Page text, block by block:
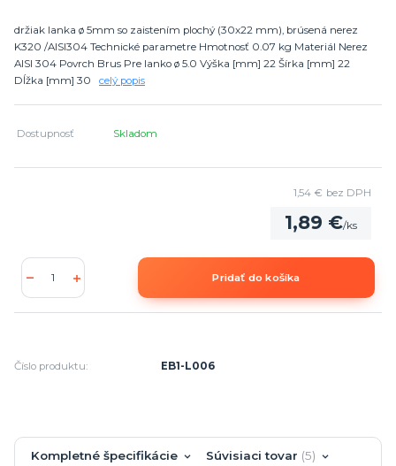
držiak lanka ø 5mm so zaistením plochý (30x22 mm), brúsená nerez
K320 /AISI304 Technické parametre Hmotnosť 0.07 kg Materiál Nerez
AISI 304 Povrch Brus Pre lanko ø 5.0 Výška [mm] 22 Šírka [mm] 22
Dĺžka [mm] 30 celý popis
Dostupnosť Skladom
1,89 €/ks
1,54 € bez DPH
Pridať do košíka
Číslo produktu: EB1-L006
Kompletné špecifikácie Súvisiaci tovar 5